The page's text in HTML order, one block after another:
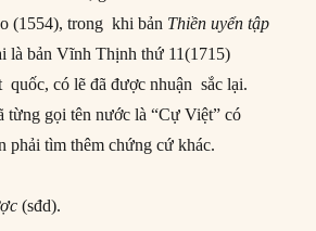
(1554), trong khi bản Thiền uyển tập
là bản Vĩnh Thịnh thứ 11(1715)
có lẽ đã được nhuận sắc lại.
từng gọi tên nước là “Cự Việt” có
phải tìm thêm chứng cứ khác.
(sđd).